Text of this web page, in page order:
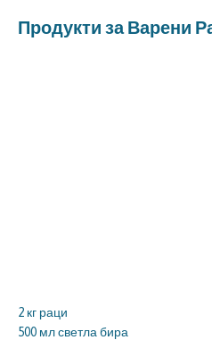
Продукти за Варени
2 кг раци
500 мл светла бира